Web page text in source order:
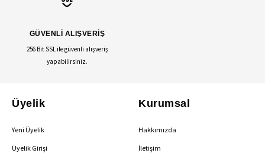
GÜVENLİ ALIŞVERİŞ
256 Bit SSL ile güvenli alışveriş
yapabilirsiniz.
Üyelik
Yeni Üyelik
Üyelik Girişi
Kurumsal
Hakkımızda
İletişim